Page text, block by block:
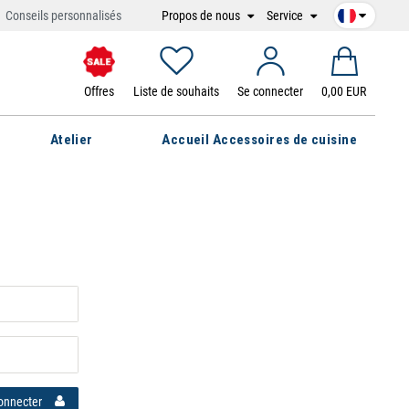
Conseils personnalisés Propos de nous Service
Offres Liste de souhaits Se connecter 0,00 EUR
Atelier Accueil Accessoires de cuisine